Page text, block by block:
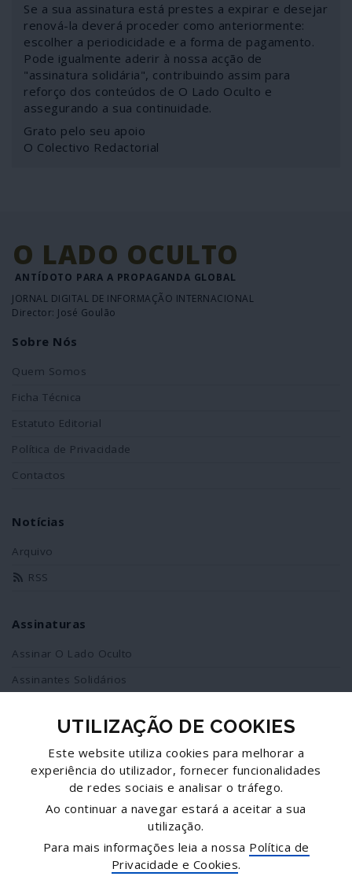
Se a sua assinatura está prestes a expirar e desejar
renová-la deverá proceder como anteriormente:
escolher a periodicidade e a forma de pagamento.
Pode igualmente aderir à nossa acção de
"assinatura solidária", contribuindo assim para
reforço dos conteúdos de O Lado Oculto e
assegurando a sua continuidade.
Grato pelo seu apoio
O Colectivo Redactorial
O LADO OCULTO
ANTÍDOTO PARA A PROPAGANDA GLOBAL
JORNAL DIGITAL DE INFORMAÇÃO INTERNACIONAL
Director: José Goulão
Sobre Nós
Quem Somos
Ficha Técnica
Estatuto Editorial
Política de Privacidade
Contactos
Notícias
Arquivo
RSS
Assinaturas
Assinar O Lado Oculto
Assinantes Solidários
Redes Sociais
Siga-nos no facebook
Twitter
UTILIZAÇÃO DE COOKIES
Este website utiliza cookies para melhorar a
experiência do utilizador, fornecer funcionalidades
de redes sociais e analisar o tráfego.
Ao continuar a navegar estará a aceitar a sua
utilização.
Para mais informações leia a nossa Política de
Privacidade e Cookies.